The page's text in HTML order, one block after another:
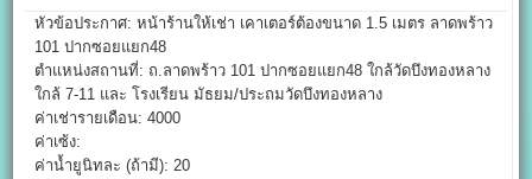
หัวข้อประกาศ: หน้าร้านให้เช่า เคาเตอร์ต้องขนาด 1.5 เมตร ลาดพร้าว
101 ปากซอยแยก48
ตำแหน่งสถานที่: ถ.ลาดพร้าว 101 ปากซอยแยก48 ใกล้วัดบึงทองหลาง
ใกล้ 7-11 และ โรงเรียน มัธยม/ประถมวัดบึงทองหลาง
ค่าเช่ารายเดือน: 4000
ค่าเซ้ง:
ค่าน้ำยูนิทละ (ถ้ามี): 20